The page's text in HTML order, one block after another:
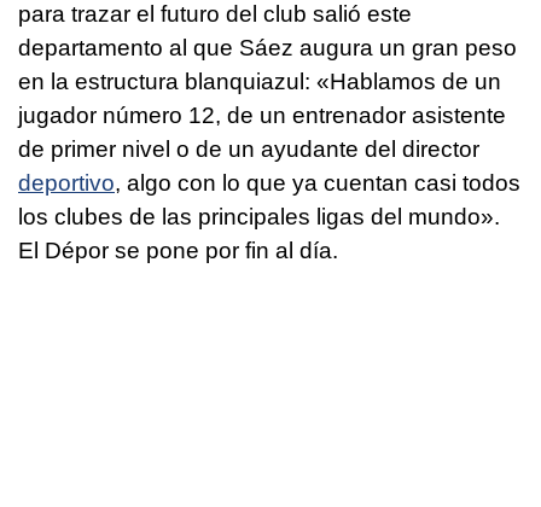
para trazar el futuro del club salió este
departamento al que Sáez augura un gran peso
en la estructura blanquiazul: «Hablamos de un
jugador número 12, de un entrenador asistente
de primer nivel o de un ayudante del director
deportivo, algo con lo que ya cuentan casi todos
los clubes de las principales ligas del mundo».
El Dépor se pone por fin al día.